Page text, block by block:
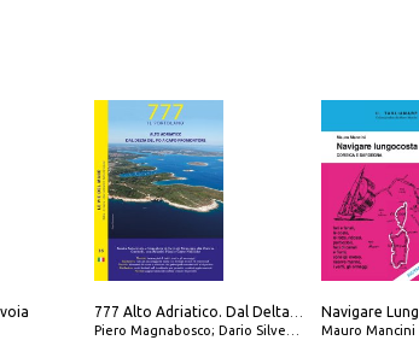
Piero Magnabosco; Dario Silvestro; Marco Sbrizzi
Mauro Mancini